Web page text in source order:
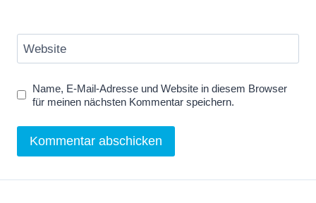
b
n
Website
Name, E-Mail-Adresse und Website in diesem Browser
für meinen nächsten Kommentar speichern.